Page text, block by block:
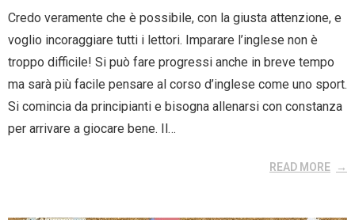
Credo veramente che è possibile, con la giusta attenzione, e
voglio incoraggiare tutti i lettori. Imparare l’inglese non è
troppo difficile! Si può fare progressi anche in breve tempo
ma sarà più facile pensare al corso d’inglese come uno sport.
Si comincia da principianti e bisogna allenarsi con constanza
per arrivare a giocare bene. Il…
READ MORE